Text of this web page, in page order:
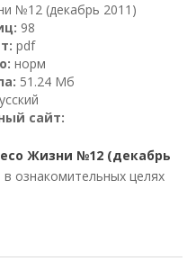
№12 (декабрь 2011)
98
pdf
норм
51.24 Мб
сайт:
Жизни №12 (декабрь
ознакомительных целях